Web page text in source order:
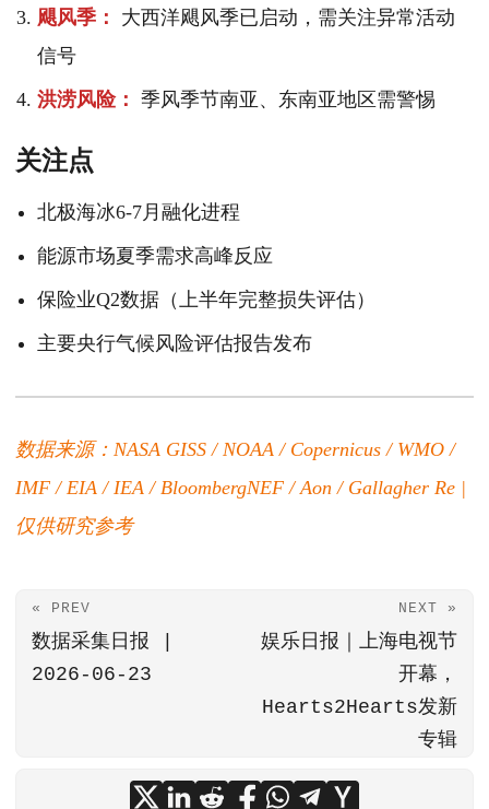
飓风季：
大西洋飓风季已启动，需关注异常活动
信号
洪涝风险： 季风季节南亚、东南亚地区需警惕
关注点
北极海冰6-7月融化进程
能源市场夏季需求高峰反应
保险业Q2数据（上半年完整损失评估）
主要央行气候风险评估报告发布
数据来源：NASA GISS / NOAA / Copernicus / WMO /
IMF / EIA / IEA / BloombergNEF / Aon / Gallagher Re |
仅供研究参考
« PREV
数据采集日报 |
2026-06-23
NEXT »
娱乐日报｜上海电视节
开幕，
Hearts2Hearts发新
专辑